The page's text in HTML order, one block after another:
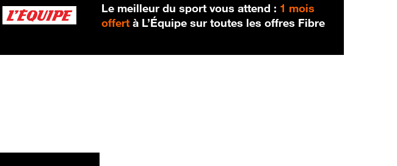
Le meilleur du sport vous attend : 1 mois
offert à L’Équipe sur toutes les offres Fibre